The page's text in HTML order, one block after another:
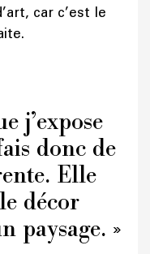
car c’est le
j’expose
donc de
Elle
décor
paysage. »